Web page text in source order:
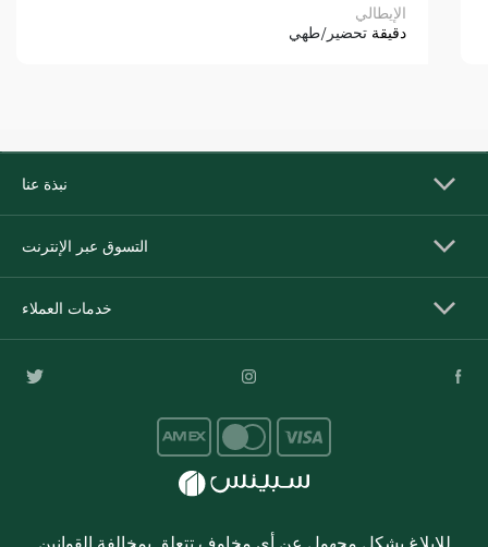
الإيطالي
دقيقة تحضير/طهي
نبذة عنا
التسوق عبر الإنترنت
خدمات العملاء
للإبلاغ بشكل مجهول عن أي مخاوف تتعلق بمخالفة القوانين